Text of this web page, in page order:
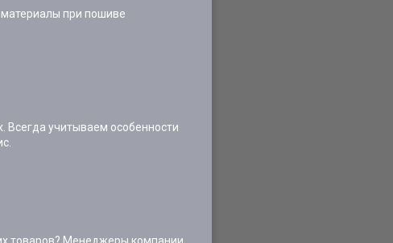
при пошиве
Всегда учитываем особенности